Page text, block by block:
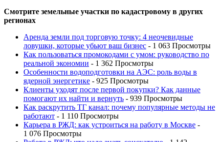
Смотрите земельные участки по кадастровому в других
регионах
Аренда земли под торговую точку: 4 неочевидные
ловушки, которые убьют ваш бизнес - 1 063 Просмотры
Как пользоваться промокодами с умом: руководство по
реальной экономии - 1 362 Просмотры
Особенности водоподготовки на АЭС: роль воды в
ядерной энергетике - 925 Просмотры
Клиенты уходят после первой покупки? Как данные
помогают их найти и вернуть - 939 Просмотры
Как раскрутить ТГ канал: почему популярные методы не
работают - 1 110 Просмотры
Карьера в РЖД: как устроиться на работу в Москве -
1 076 Просмотры